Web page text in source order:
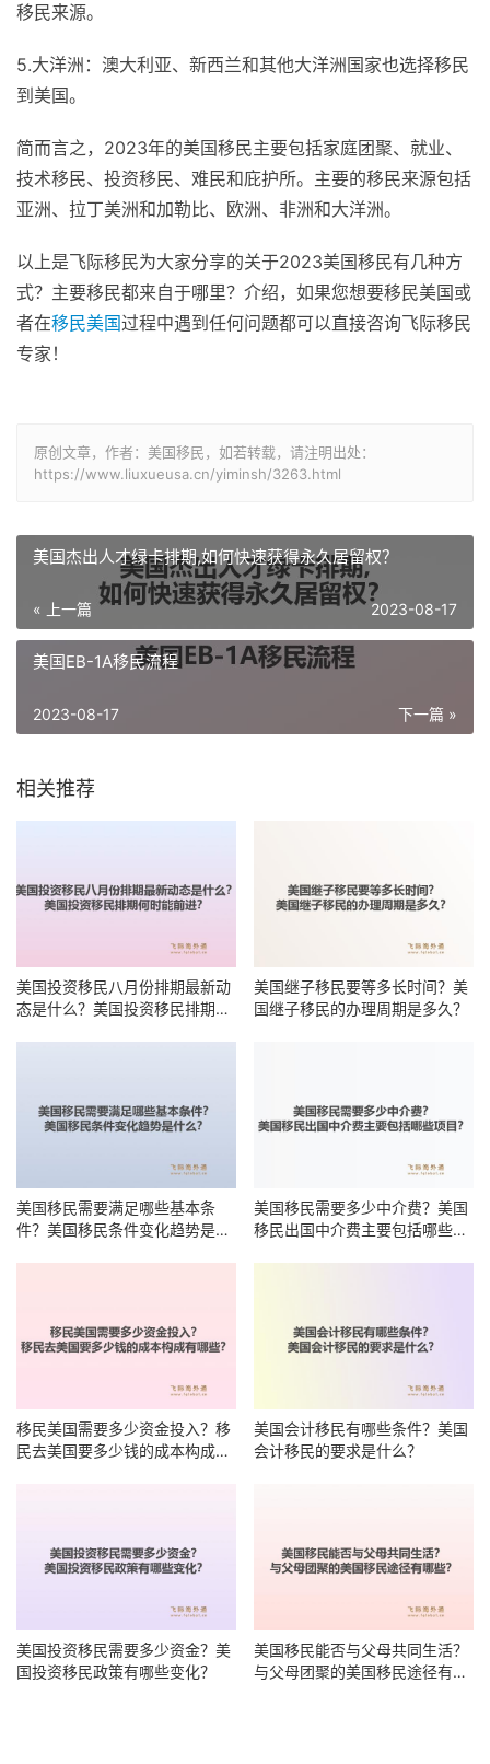
移民来源。
5.大洋洲：澳大利亚、新西兰和其他大洋洲国家也选择移民
到美国。
简而言之，2023年的美国移民主要包括家庭团聚、就业、
技术移民、投资移民、难民和庇护所。主要的移民来源包括
亚洲、拉丁美洲和加勒比、欧洲、非洲和大洋洲。
以上是飞际移民为大家分享的关于2023美国移民有几种方
式？主要移民都来自于哪里？介绍，如果您想要移民美国或
者在移民美国过程中遇到任何问题都可以直接咨询飞际移民
专家！
原创文章，作者：美国移民，如若转载，请注明出处：
https://www.liuxueusa.cn/yiminsh/3263.html
美国杰出人才绿卡排期,如何快速获得永久居留权？
« 上一篇 2023-08-17
美国EB-1A移民流程
下一篇 »
2023-08-17
相关推荐
美国投资移民八月份排期最新动
态是什么？美国投资移民排期何
美国继子移民要等多长时间？美
国继子移民的办理周期是多久？
美国移民需要满足哪些基本条
件？美国移民条件变化趋势是什
美国移民需要多少中介费？美国
移民出国中介费主要包括哪些项
移民美国需要多少资金投入？移
民去美国要多少钱的成本构成有
美国会计移民有哪些条件？美国
会计移民的要求是什么？
美国投资移民需要多少资金？美
国投资移民政策有哪些变化？
美国移民能否与父母共同生活？
与父母团聚的美国移民途径有哪